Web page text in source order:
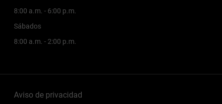
8:00 a.m. - 6:00 p.m.
Sábados
8:00 a.m. - 2:00 p.m.
Aviso de privacidad